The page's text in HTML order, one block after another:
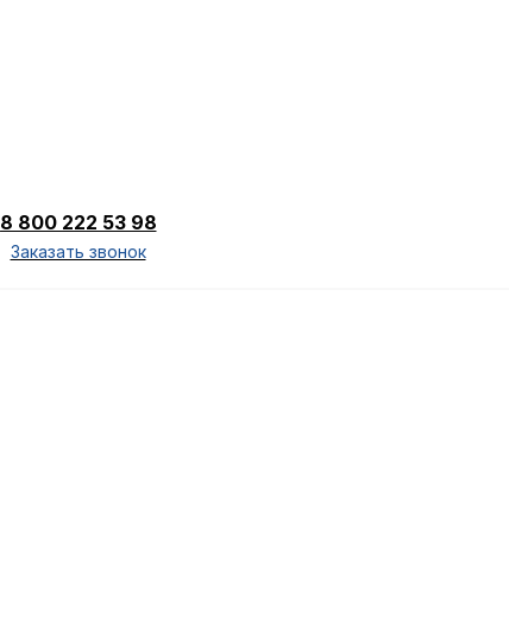
8 800 222 53 98
Заказать звонок